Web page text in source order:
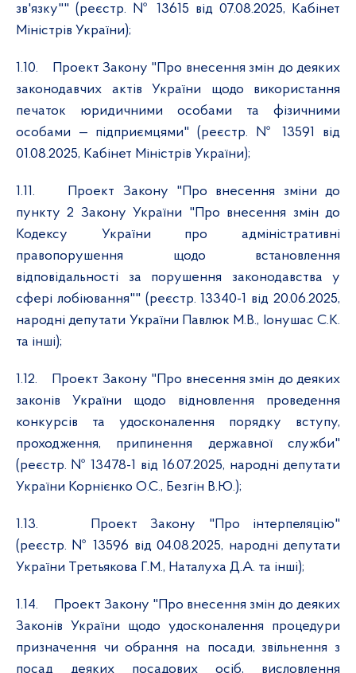
зв'язку"" (реєстр. № 13615 від 07.08.2025, Кабінет
Міністрів України);
1.10.
Проект Закону "Про внесення змін до деяких
законодавчих актів України щодо використання
печаток юридичними особами та фізичними
особами — підприємцями" (реєстр. № 13591 від
01.08.2025, Кабінет Міністрів України);
1.11.
Проект Закону "Про внесення зміни до
пункту 2 Закону України "Про внесення змін до
Кодексу України про адміністративні
правопорушення щодо встановлення
відповідальності за порушення законодавства у
сфері лобіювання"" (реєстр. 13340-1 від 20.06.2025,
народні депутати України Павлюк М.В., Іонушас С.К.
та інші);
1.12.
Проект Закону "Про внесення змін до деяких
законів України щодо відновлення проведення
конкурсів та удосконалення порядку вступу,
проходження, припинення державної служби"
(реєстр. № 13478-1 від 16.07.2025, народні депутати
України Корнієнко О.С., Безгін В.Ю.);
1.13.
Проект Закону "Про інтерпеляцію"
(реєстр. № 13596 від 04.08.2025, народні депутати
України Третьякова Г.М., Наталуха Д.А. та інші);
1.14.
Проект Закону "Про внесення змін до деяких
Законів України щодо удосконалення процедури
призначення чи обрання на посади, звільнення з
посад деяких посадових осіб, висловлення